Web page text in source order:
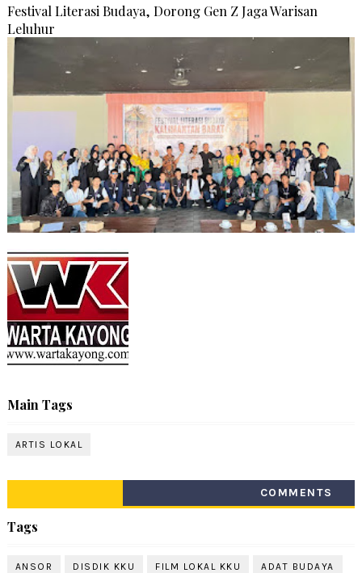
Festival Literasi Budaya, Dorong Gen Z Jaga Warisan
Leluhur
Main Tags
ARTIS LOKAL
COMMENTS
Tags
ANSOR DISDIK KKU FILM LOKAL KKU ADAT BUDAYA